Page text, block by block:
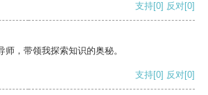
支持[0] 反对[0]
，带领我探索知识的奥秘。
支持[0] 反对[0]